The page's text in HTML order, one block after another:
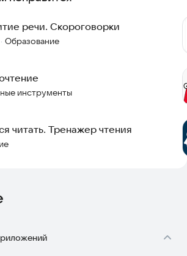
речи. Скороговорки
· Образование
инструменты
читать. Тренажер чтения